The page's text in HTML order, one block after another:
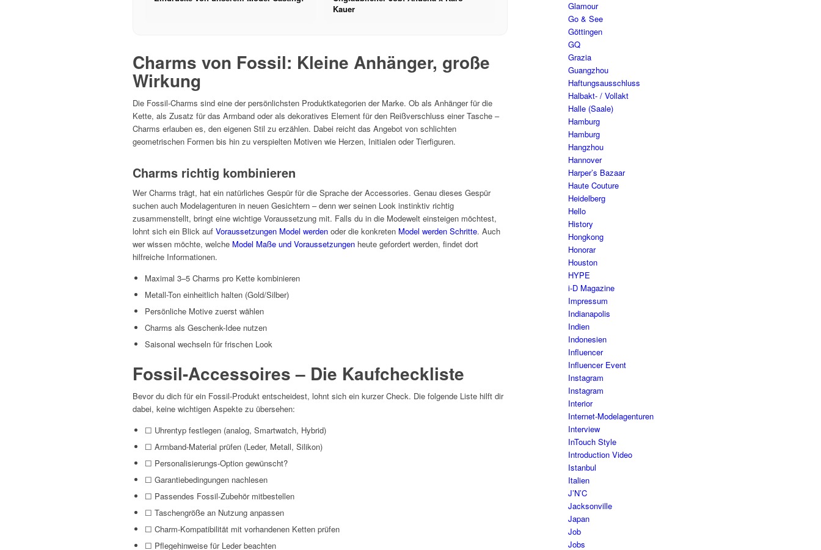
Kauer
Charms von Fossil: Kleine Anhänger, große
Wirkung
Die Fossil-Charms sind eine der persönlichsten Produktkategorien der Marke. Ob als Anhänger für die
Kette, als Zusatz für das Armband oder als dekoratives Element für den Reißverschluss einer Tasche –
Charms erlauben es, den eigenen Stil zu erzählen. Dabei reicht das Angebot von schlichten
geometrischen Formen bis hin zu verspielten Motiven wie Herzen, Initialen oder Tierfiguren.
Charms richtig kombinieren
Wer Charms trägt, hat ein natürliches Gespür für die Sprache der Accessories. Genau dieses Gespür
suchen auch Modelagenturen in neuen Gesichtern – denn wer seinen Look instinktiv richtig
zusammenstellt, bringt eine wichtige Voraussetzung mit. Falls du in die Modewelt einsteigen möchtest,
lohnt sich ein Blick auf Voraussetzungen Model werden oder die konkreten Model werden Schritte. Auch
wer wissen möchte, welche Model Maße und Voraussetzungen heute gefordert werden, findet dort
hilfreiche Informationen.
Maximal 3–5 Charms pro Kette kombinieren
Metall-Ton einheitlich halten (Gold/Silber)
Persönliche Motive zuerst wählen
Charms als Geschenk-Idee nutzen
Saisonal wechseln für frischen Look
Fossil-Accessoires – Die Kaufcheckliste
Bevor du dich für ein Fossil-Produkt entscheidest, lohnt sich ein kurzer Check. Die folgende Liste hilft dir
dabei, keine wichtigen Aspekte zu übersehen:
☐ Uhrentyp festlegen (analog, Smartwatch, Hybrid)
☐ Armband-Material prüfen (Leder, Metall, Silikon)
☐ Personalisierungs-Option gewünscht?
☐ Garantiebedingungen nachlesen
☐ Passendes Fossil-Zubehör mitbestellen
☐ Taschengröße an Nutzung anpassen
☐ Charm-Kompatibilität mit vorhandenen Ketten prüfen
☐ Pflegehinweise für Leder beachten
Glamour
Go & See
Göttingen
GQ
Grazia
Guangzhou
Haftungsausschluss
Halbakt- / Vollakt
Halle (Saale)
Hamburg
Hamburg
Hangzhou
Hannover
Harper’s Bazaar
Haute Couture
Heidelberg
Hello
History
Hongkong
Honorar
Houston
HYPE
i-D Magazine
Impressum
Indianapolis
Indien
Indonesien
Influencer
Influencer Event
Instagram
Instagram
Interior
Internet-Modelagenturen
Interview
InTouch Style
Introduction Video
Istanbul
Italien
J’N’C
Jacksonville
Japan
Job
Jobs